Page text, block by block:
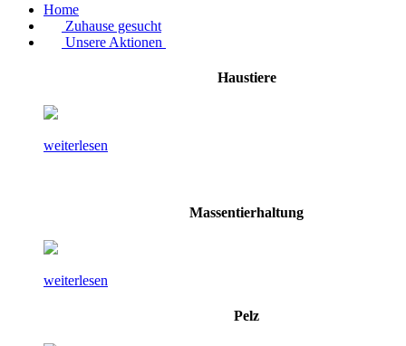
Home
Zuhause gesucht
Unsere Aktionen
Haustiere
weiterlesen
Massentierhaltung
weiterlesen
Pelz